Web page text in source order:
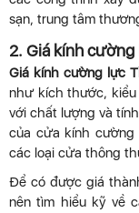
sạn, trung tâm
2. Giá kính
Giá kính cường lực
như kích thước, kiểu
với chất lượng và
của cửa kính cường
các loại cửa thông
Để có được giá
nên tìm hiểu kỹ về